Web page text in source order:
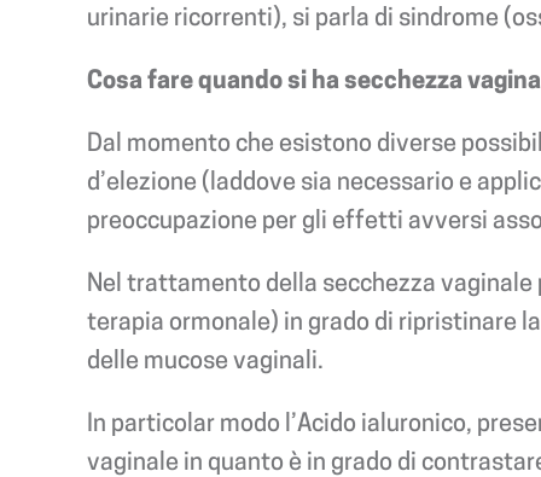
urinarie ricorrenti), si parla di sindrome
Cosa fare quando si ha secchezza
Dal momento che esistono diverse
d’elezione (laddove sia necessario e
preoccupazione per gli effetti avversi
Nel trattamento della secchezza
terapia ormonale) in grado di ripristinare
delle mucose vaginali.
In particolar modo l’Acido ialuronico,
vaginale in quanto è in grado di